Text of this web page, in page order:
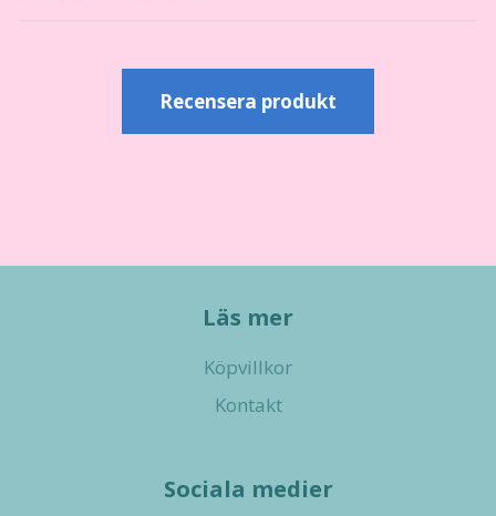
Recensera produkt
Läs mer
Köpvillkor
Kontakt
Sociala medier